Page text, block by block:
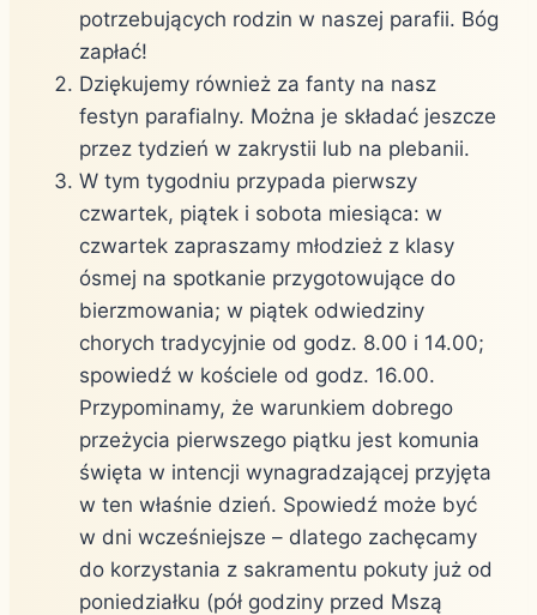
potrzebujących rodzin w naszej parafii. Bóg
zapłać!
Dziękujemy również za fanty na nasz
festyn parafialny. Można je składać jeszcze
przez tydzień w zakrystii lub na plebanii.
W tym tygodniu przypada pierwszy
czwartek, piątek i sobota miesiąca: w
czwartek zapraszamy młodzież z klasy
ósmej na spotkanie przygotowujące do
bierzmowania; w piątek odwiedziny
chorych tradycyjnie od godz. 8.00 i 14.00;
spowiedź w kościele od godz. 16.00.
Przypominamy, że warunkiem dobrego
przeżycia pierwszego piątku jest komunia
święta w intencji wynagradzającej przyjęta
w ten właśnie dzień. Spowiedź może być
w dni wcześniejsze – dlatego zachęcamy
do korzystania z sakramentu pokuty już od
poniedziałku (pół godziny przed Mszą